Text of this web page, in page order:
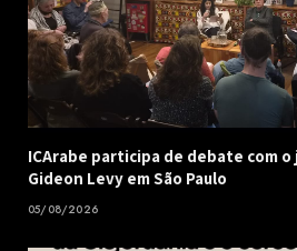
ICArabe participa de debate com
Gideon Levy em São Paulo
05/08/2026